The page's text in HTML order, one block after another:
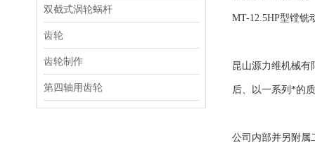
双截式涡轮蜗杆
齿轮
齿轮制作
第四轴用齿轮
MT-12.5HP型镗铣
昆山源力维机械有
后、以一系列*的
公司内部并另附属